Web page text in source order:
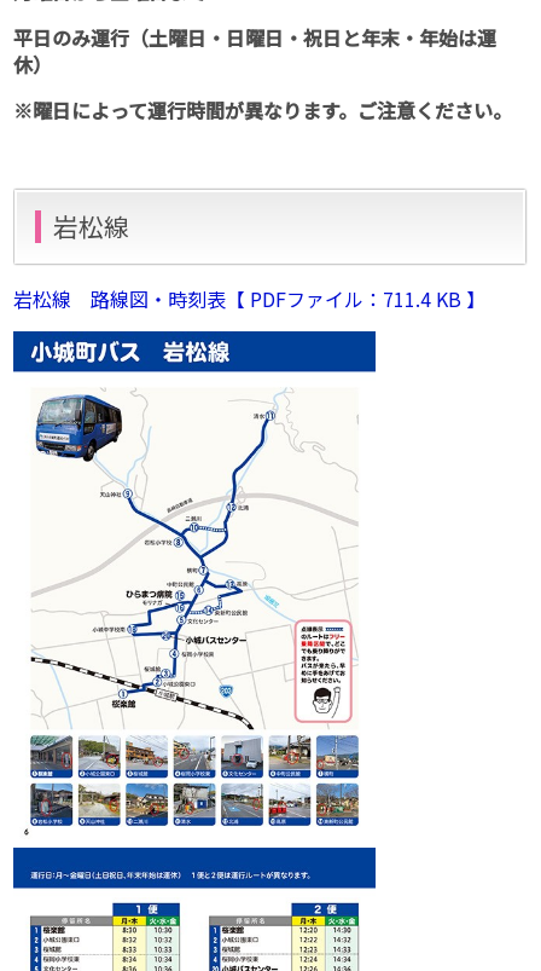
平日のみ運行（土曜日・日曜日・祝日と年末・年始は運
休）
※曜日によって運行時間が異なります。ご注意ください。
岩松線
岩松線 路線図・時刻表【 PDFファイル：711.4 KB 】